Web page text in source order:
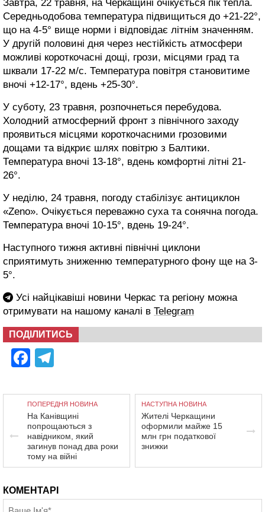
Завтра, 22 травня, на Черкащині очікується пік тепла.
Середньодобова температура підвищиться до +21-22°,
що на 4-5° вище норми і відповідає літнім значенням.
У другій половині дня через нестійкість атмосфери
можливі короткочасні дощі, грози, місцями град та
шквали 17-22 м/с. Температура повітря становитиме
вночі +12-17°, вдень +25-30°.
У суботу, 23 травня, розпочнеться перебудова.
Холодний атмосферний фронт з північного заходу
проявиться місцями короткочасними грозовими
дощами та відкриє шлях повітрю з Балтики.
Температура вночі 13-18°, вдень комфортні літні 21-
26°.
У неділю, 24 травня, погоду стабілізує антициклон
«Zeno». Очікується переважно суха та сонячна погода.
Температура вночі 10-15°, вдень 19-24°.
Наступного тижня активні північні циклони
сприятимуть зниженню температурного фону ще на 3-
5°.
Усі найцікавіші новини Черкас та регіону можна
отримувати на нашому каналі в Telegram
ПОДІЛИТИСЬ
Facebook
ПОПЕРЕДНЯ НОВИНА
На Канівщині
попрощаються з
навідником, який
загинув понад два роки
тому на війні
НАСТУПНА НОВИНА
Жителі Черкащини
оформили майже 15
млн грн податкової
знижки
КОМЕНТАРІ